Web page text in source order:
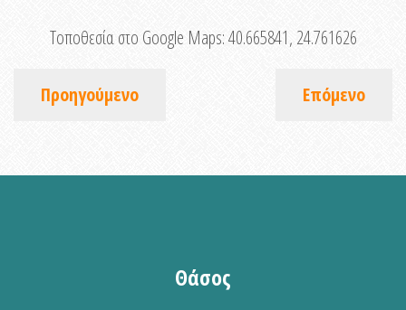
Τοποθεσία στο Google Maps:40.665841, 24.761626
Προηγούμενο Επόμενο
Θάσος